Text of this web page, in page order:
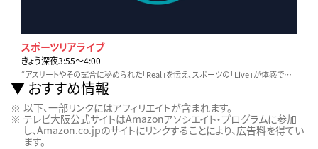
スポーツリアライブ
きょう深夜3:55〜4:00
“アスリートやその試合に秘められた「Real」を伝え、スポーツの「Live」が体感できる番組”をコンセプトに、野球・サッカー・五輪種目などを独自目線でお届けします！
おすすめ情報
以下、一部リンクにはアフィリエイトが含まれます。
テレビ大阪公式サイトはAmazonアソシエイト・プログラムに参加
し、Amazon.co.jpのサイトにリンクすることにより、広告料を得てい
ます。